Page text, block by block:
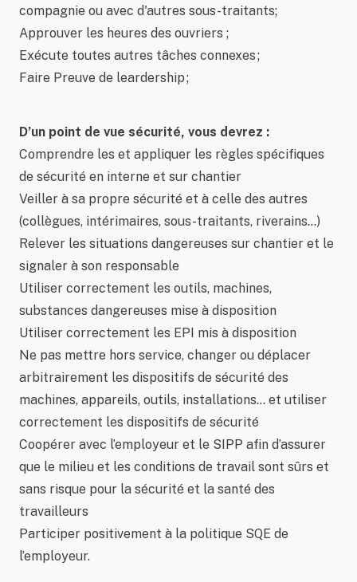
compagnie ou avec d'autres sous-traitants;
Approuver les heures des ouvriers ;
Exécute toutes autres tâches connexes ;
Faire Preuve de leardership ;
D’un point de vue sécurité, vous devrez :
Comprendre les et appliquer les règles spécifiques
de sécurité en interne et sur chantier
Veiller à sa propre sécurité et à celle des autres
(collègues, intérimaires, sous-traitants, riverains…)
Relever les situations dangereuses sur chantier et le
signaler à son responsable
Utiliser correctement les outils, machines,
substances dangereuses mise à disposition
Utiliser correctement les EPI mis à disposition
Ne pas mettre hors service, changer ou déplacer
arbitrairement les dispositifs de sécurité des
machines, appareils, outils, installations… et utiliser
correctement les dispositifs de sécurité
Coopérer avec l’employeur et le SIPP afin d’assurer
que le milieu et les conditions de travail sont sûrs et
sans risque pour la sécurité et la santé des
travailleurs
Participer positivement à la politique SQE de
l’employeur.